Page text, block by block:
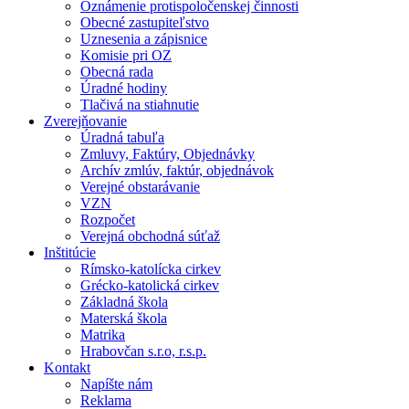
Oznámenie protispoločenskej činnosti
Obecné zastupiteľstvo
Uznesenia a zápisnice
Komisie pri OZ
Obecná rada
Úradné hodiny
Tlačivá na stiahnutie
Zverejňovanie
Úradná tabuľa
Zmluvy, Faktúry, Objednávky
Archív zmlúv, faktúr, objednávok
Verejné obstarávanie
VZN
Rozpočet
Verejná obchodná súťaž
Inštitúcie
Rímsko-katolícka cirkev
Grécko-katolická cirkev
Základná škola
Materská škola
Matrika
Hrabovčan s.r.o, r.s.p.
Kontakt
Napíšte nám
Reklama